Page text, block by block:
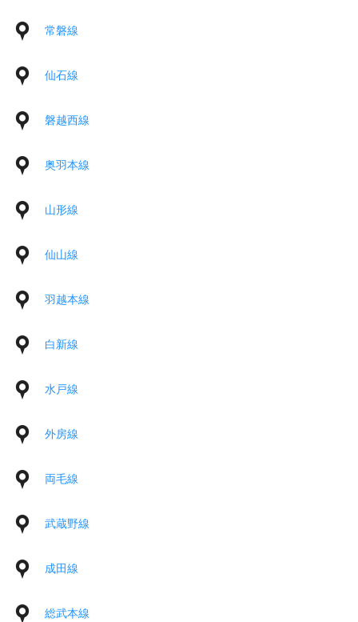
常磐線
仙石線
磐越西線
奥羽本線
山形線
仙山線
羽越本線
白新線
水戸線
外房線
両毛線
武蔵野線
成田線
総武本線